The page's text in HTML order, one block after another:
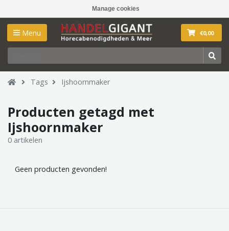
Manage cookies
Menu €0,00
Tags Ijshoornmaker
Producten getagd met
Ijshoornmaker
0 artikelen
Geen producten gevonden!